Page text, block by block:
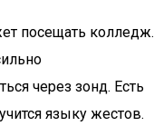
посещать колледж.
через зонд. Есть
языку жестов.